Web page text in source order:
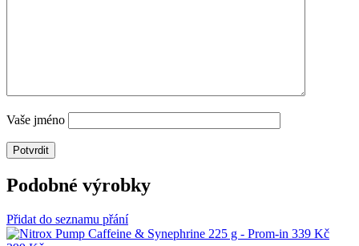
Vaše jméno
Podobné výrobky
Přidat do seznamu přání
339 Kč